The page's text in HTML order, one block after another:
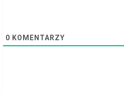
g
0 KOMENTARZY